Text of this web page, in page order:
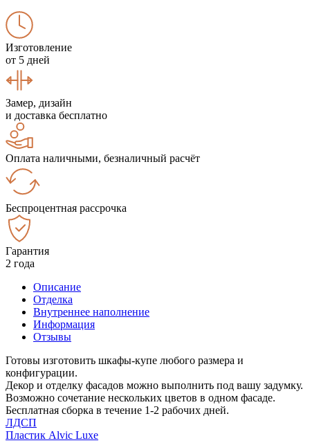
Изготовление
от 5 дней
Замер, дизайн
и доставка бесплатно
Оплата наличными, безналичный расчёт
Беспроцентная рассрочка
Гарантия
2 года
Описание
Отделка
Внутреннее наполнение
Информация
Отзывы
Готовы изготовить шкафы-купе любого размера и
конфигурации.
Декор и отделку фасадов можно выполнить под вашу задумку.
Возможно сочетание нескольких цветов в одном фасаде.
Бесплатная сборка в течение 1-2 рабочих дней.
ЛДСП
Пластик Alvic Luxe